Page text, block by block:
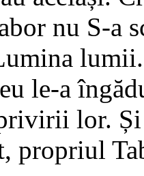
nu S-a
le-a
lor.
propriul